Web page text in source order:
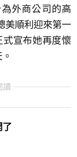
外商公司的高
美順利迎來第一
宣布她再度懷
讀